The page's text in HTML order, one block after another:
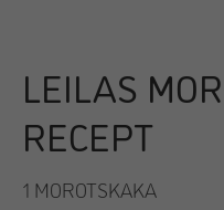
LEILAS
RECEPT
1 MOROTSKAKA